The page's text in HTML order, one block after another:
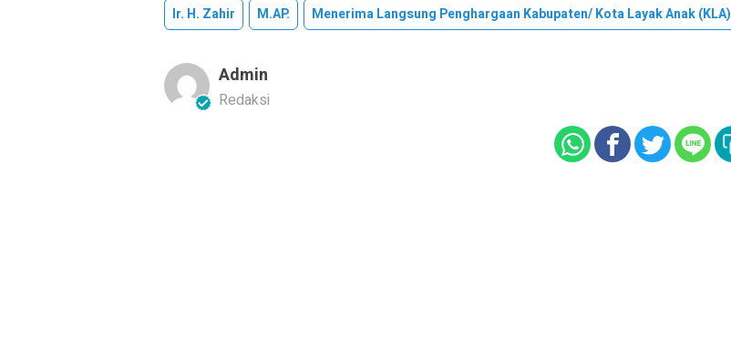
Ir. H. Zahir M.AP. Menerima Langsung Penghargaan Kabupaten/ Kota Layak Anak (KLA)
Admin
Redaksi